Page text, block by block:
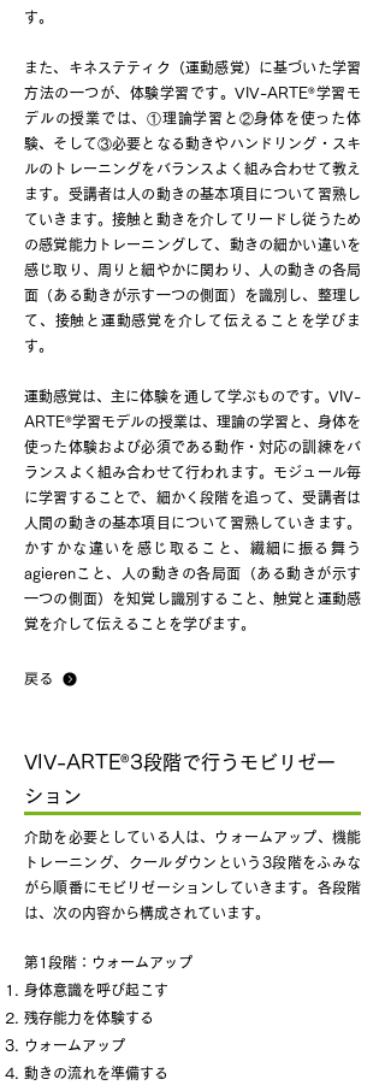
す。
また、キネステティク（運動感覚）に基づいた学習
方法の一つが、体験学習です。VIV-ARTE®学習モ
デルの授業では、①理論学習と②身体を使った体
験、そして③必要となる動きやハンドリング・スキ
ルのトレーニングをバランスよく組み合わせて教え
ます。受講者は人の動きの基本項目について習熟し
ていきます。接触と動きを介してリードし従うため
の感覚能力トレーニングして、動きの細かい違いを
感じ取り、周りと細やかに関わり、人の動きの各局
面（ある動きが示す一つの側面）を識別し、整理し
て、接触と運動感覚を介して伝えることを学びま
す。
運動感覚は、主に体験を通して学ぶものです。VIV-
ARTE®学習モデルの授業は、理論の学習と、身体を
使った体験および必須である動作・対応の訓練をバ
ランスよく組み合わせて行われます。モジュール毎
に学習することで、細かく段階を追って、受講者は
人間の動きの基本項目について習熟していきます。
かすかな違いを感じ取ること、繊細に振る舞う
agierenこと、人の動きの各局面（ある動きが示す
一つの側面）を知覚し識別すること、触覚と運動感
覚を介して伝えることを学びます。
戻る
VIV-ARTE®3段階で行うモビリゼー
ション
介助を必要としている人は、ウォームアップ、機能
トレーニング、クールダウンという3段階をふみな
がら順番にモビリゼーションしていきます。各段階
は、次の内容から構成されています。
第1段階：ウォームアップ
身体意識を呼び起こす
残存能力を体験する
ウォームアップ
動きの流れを準備する